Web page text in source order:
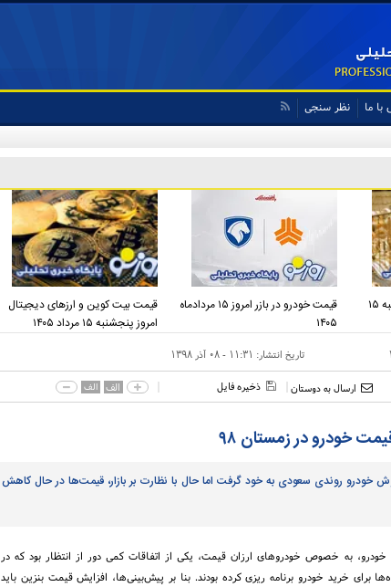
ما نظر سنجی
قیمت سکه و طلا امروز پنجشنبه ۱۵
قیمت خودرو در بازر امروز ۱۵ مردادماه
۱۴۰۵
قیمت بیت کوین و ارز‌های دیجیتال
امروز پنجشنبه ۱۵ مرداد ۱۴۰۵
تاریخ انتشار: ۱۱:۳۱ - ۰۸ آذر ۱۳۹۸
ارسال به دوستان ذخیره فایل الف الف
خودرو در زمستان ۹۸
خودرو روندی سعودی به خود گرفت اما حال با نظارت‌ بر بازار، قیمت‌‌ها در حال کاهش
به خصوص خودروهای ارزان قیمت، یکی از اتفاقات کمی دور از انتظار بود که در
خرید خودرو برنامه ریزی کرده بودند. بنا بر پیش‌بینی‌ها، افزایش قیمت بنزین باید